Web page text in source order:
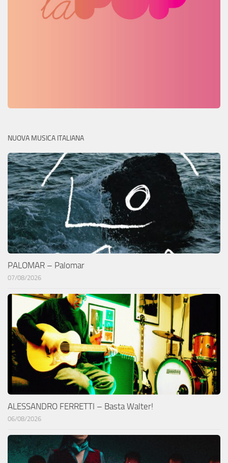
NUOVA MUSICA ITALIANA
PALOMAR – Palomar
07/08/2026
ALESSANDRO FERRETTI – Basta Walter!
06/08/2026